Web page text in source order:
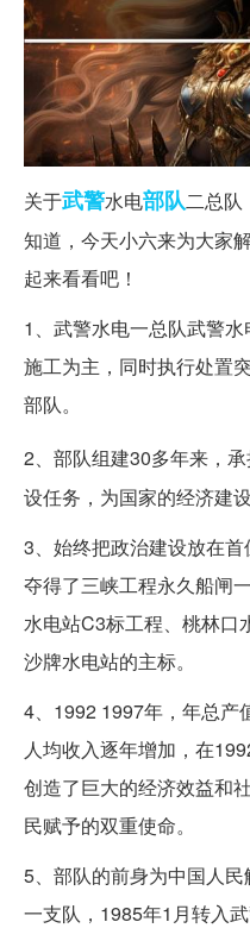
关于武警水电部队二总队
知道，今天小六来为大家
起来看看吧！
1、武警水电一总队武警
施工为主，同时执行处置
部队。
2、部队组建30多年来，
设任务，为国家的经济建
3、始终把政治建设放在
夺得了三峡工程永久船闸
水电站C3标工程、桃林口
沙牌水电站的主标。
4、1992 1997年，年总产
人均收入逐年增加，在
创造了巨大的经济效益和
民赋予的双重使命。
5、部队的前身为中国人
一支队，1985年1月转入武